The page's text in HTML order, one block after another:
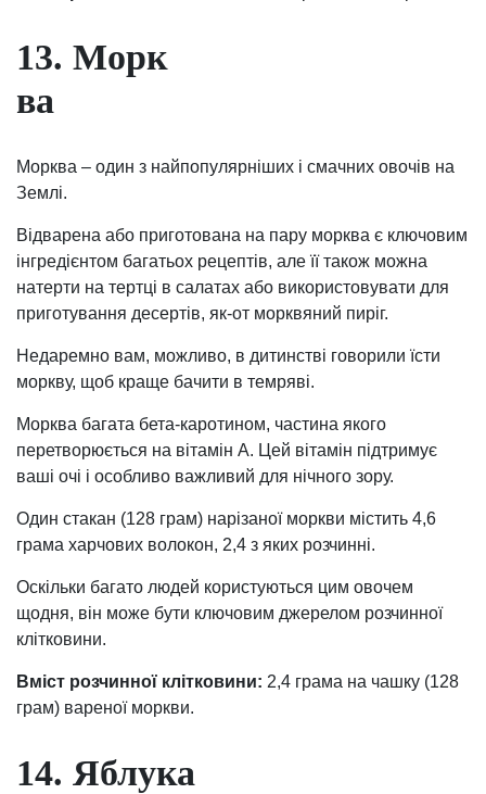
13. Морк
ва
Морква – один з найпопулярніших і смачних овочів на
Землі.
Відварена або приготована на пару морква є ключовим
інгредієнтом багатьох рецептів, але її також можна
натерти на тертці в салатах або використовувати для
приготування десертів, як-от морквяний пиріг.
Недаремно вам, можливо, в дитинстві говорили їсти
моркву, щоб краще бачити в темряві.
Морква багата бета-каротином, частина якого
перетворюється на вітамін А. Цей вітамін підтримує
ваші очі і особливо важливий для нічного зору.
Один стакан (128 грам) нарізаної моркви містить 4,6
грама харчових волокон, 2,4 з яких розчинні.
Оскільки багато людей користуються цим овочем
щодня, він може бути ключовим джерелом розчинної
клітковини.
Вміст розчинної клітковини: 2,4 грама на чашку (128
грам) вареної моркви.
14. Яблука